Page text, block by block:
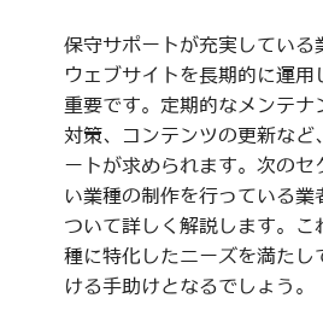
保守サポートが充実している
ウェブサイトを長期的に運用
重要です。定期的なメンテナ
対策、コンテンツの更新など
ートが求められます。次のセ
い業種の制作を行っている業
ついて詳しく解説します。こ
種に特化したニーズを満たし
ける手助けとなるでしょう。